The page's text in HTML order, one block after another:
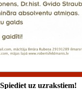
uz uzrakstiem!